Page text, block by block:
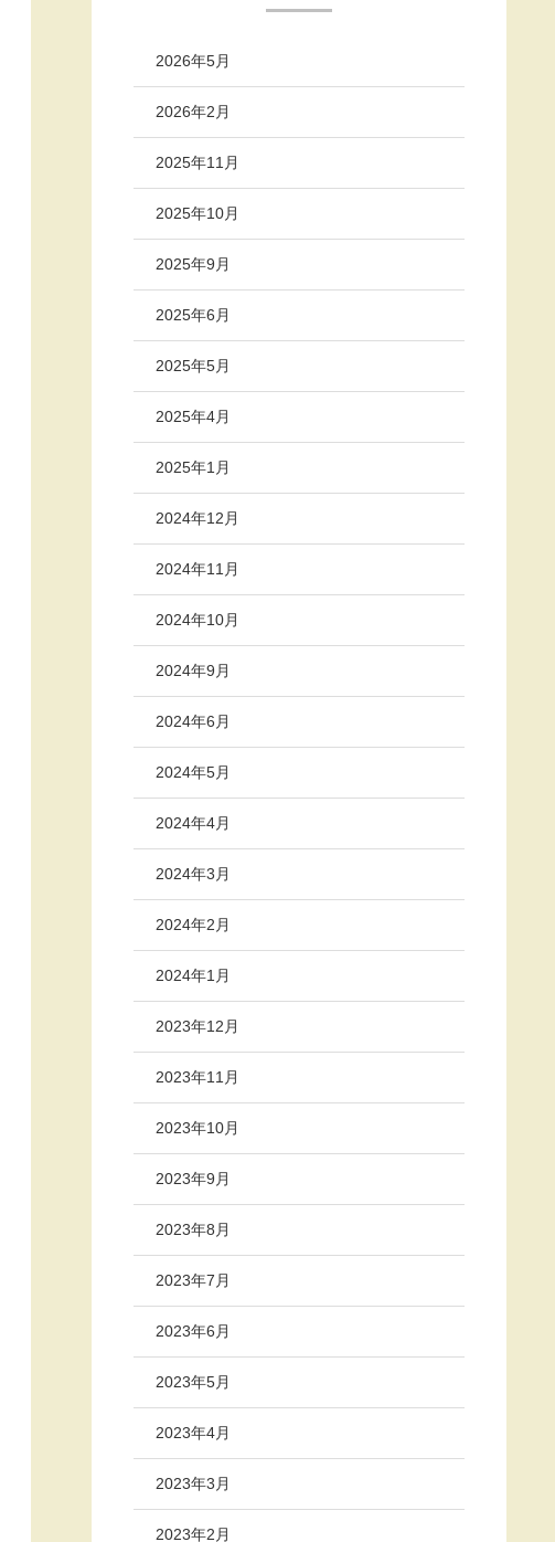
2026年5月
2026年2月
2025年11月
2025年10月
2025年9月
2025年6月
2025年5月
2025年4月
2025年1月
2024年12月
2024年11月
2024年10月
2024年9月
2024年6月
2024年5月
2024年4月
2024年3月
2024年2月
2024年1月
2023年12月
2023年11月
2023年10月
2023年9月
2023年8月
2023年7月
2023年6月
2023年5月
2023年4月
2023年3月
2023年2月